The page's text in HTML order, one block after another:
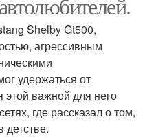
Shelby Gt500,
агрессивным
удержаться от
этой важной для него
где рассказал о том,
детстве.